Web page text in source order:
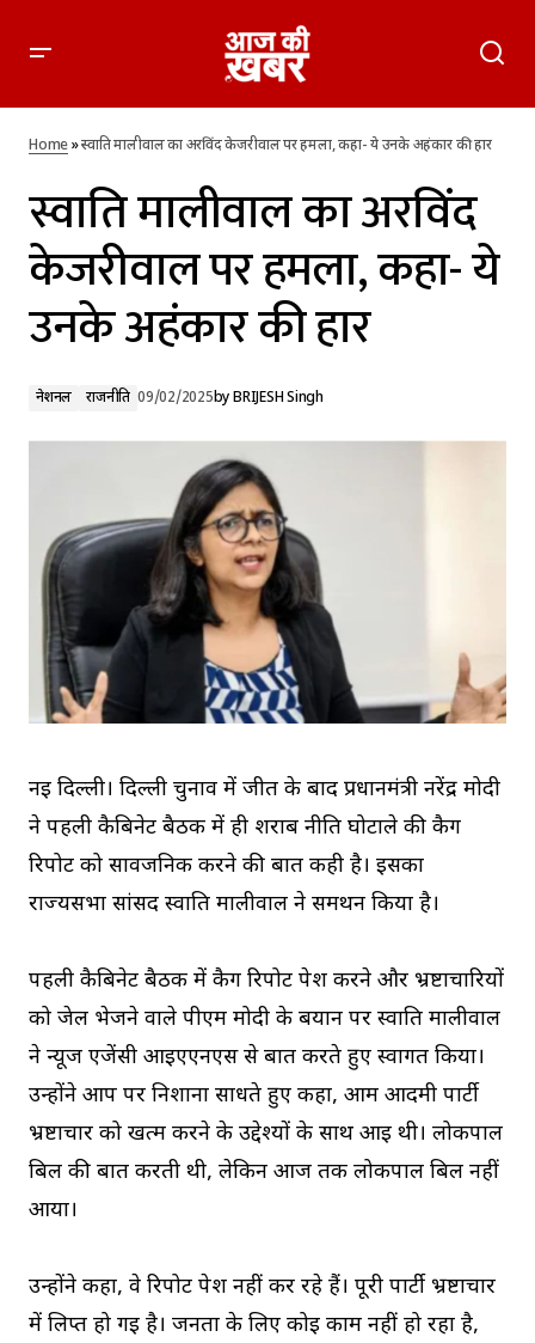
की हार
Home»स्वाति मालीवाल का अरविंद केजरीवाल पर हमला, कहा- ये उनके अहंकार की हार
स्वाति मालीवाल का अरविंद
केजरीवाल पर हमला, कहा- ये
उनके अहंकार की हार
नेशनल राजनीति 09/02/2025byBRIJESH Singh
नई दिल्ली। दिल्ली चुनाव में जीत के बाद प्रधानमंत्री नरेंद्र मोदी
ने पहली कैबिनेट बैठक में ही शराब नीति घोटाले की कैग
रिपोर्ट को सार्वजनिक करने की बात कही है। इसका
राज्यसभा सांसद स्वाति मालीवाल ने समर्थन किया है।
पहली कैबिनेट बैठक में कैग रिपोर्ट पेश करने और भ्रष्टाचारियों
को जेल भेजने वाले पीएम मोदी के बयान पर स्वाति मालीवाल
ने न्यूज एजेंसी आईएएनएस से बात करते हुए स्वागत किया।
उन्होंने आप पर निशाना साधते हुए कहा, आम आदमी पार्टी
भ्रष्टाचार को खत्म करने के उद्देश्यों के साथ आई थी। लोकपाल
बिल की बात करती थी, लेकिन आज तक लोकपाल बिल नहीं
आया।
उन्होंने कहा, वे रिपोर्ट पेश नहीं कर रहे हैं। पूरी पार्टी भ्रष्टाचार
में लिप्त हो गई है। जनता के लिए कोई काम नहीं हो रहा है,